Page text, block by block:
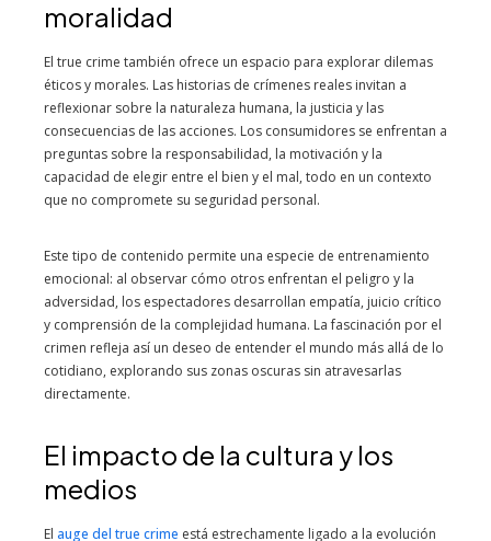
moralidad
El true crime también ofrece un espacio para explorar dilemas
éticos y morales. Las historias de crímenes reales invitan a
reflexionar sobre la naturaleza humana, la justicia y las
consecuencias de las acciones. Los consumidores se enfrentan a
preguntas sobre la responsabilidad, la motivación y la
capacidad de elegir entre el bien y el mal, todo en un contexto
que no compromete su seguridad personal.
Este tipo de contenido permite una especie de entrenamiento
emocional: al observar cómo otros enfrentan el peligro y la
adversidad, los espectadores desarrollan empatía, juicio crítico
y comprensión de la complejidad humana. La fascinación por el
crimen refleja así un deseo de entender el mundo más allá de lo
cotidiano, explorando sus zonas oscuras sin atravesarlas
directamente.
El impacto de la cultura y los
medios
El auge del true crime está estrechamente ligado a la evolución